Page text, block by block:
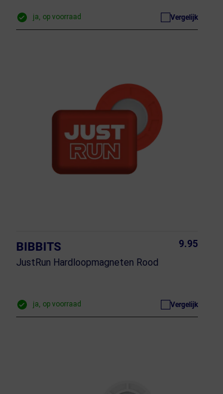
ja, op voorraad Vergelijk
BIBBITS
JustRun Hardloopmagneten Rood
9.95
ja, op voorraad Vergelijk